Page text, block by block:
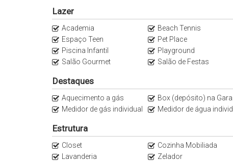
Lazer
Academia Beach Tennis
Espaço Teen
Pet Place
Piscina Infantil
Playground
Salão Gourmet
Salão de Festas
Destaques
Aquecimento a gás Box (depósito) na Garagem
Medidor de gás individual
Medidor de água individual
Estrutura
Closet Cozinha Mobiliada
Lavanderia
Zelador